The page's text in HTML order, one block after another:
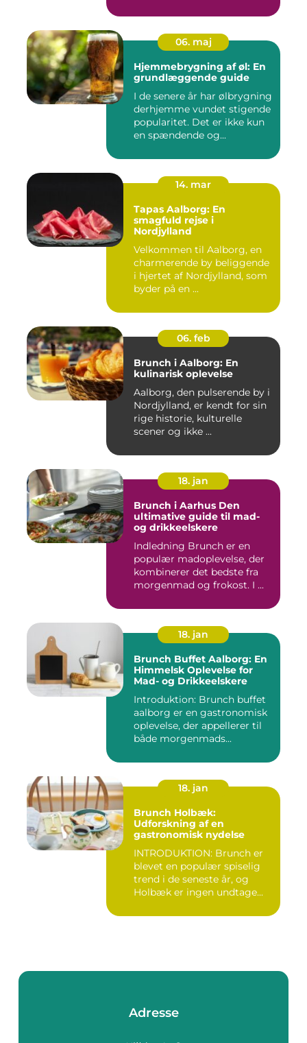
06. maj
Hjemmebrygning af øl: En
grundlæggende guide
I de senere år har ølbrygning
derhjemme vundet stigende
popularitet. Det er ikke kun
en spændende og...
14. mar
Tapas Aalborg: En
smagfuld rejse i
Nordjylland
Velkommen til Aalborg, en
charmerende by beliggende
i hjertet af Nordjylland, som
byder på en ...
06. feb
Brunch i Aalborg: En
kulinarisk oplevelse
Aalborg, den pulserende by i
Nordjylland, er kendt for sin
rige historie, kulturelle
scener og ikke ...
18. jan
Brunch i Aarhus Den
ultimative guide til mad-
og drikkeelskere
Indledning Brunch er en
populær madoplevelse, der
kombinerer det bedste fra
morgenmad og frokost. I ...
18. jan
Brunch Buffet Aalborg: En
Himmelsk Oplevelse for
Mad- og Drikkeelskere
Introduktion: Brunch buffet
aalborg er en gastronomisk
oplevelse, der appellerer til
både morgenmads...
18. jan
Brunch Holbæk:
Udforskning af en
gastronomisk nydelse
INTRODUKTION: Brunch er
blevet en populær spiselig
trend i de seneste år, og
Holbæk er ingen undtage...
Adresse